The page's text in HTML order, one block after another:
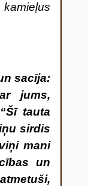
sacīja:
jums,
tauta
sirdis
mani
un